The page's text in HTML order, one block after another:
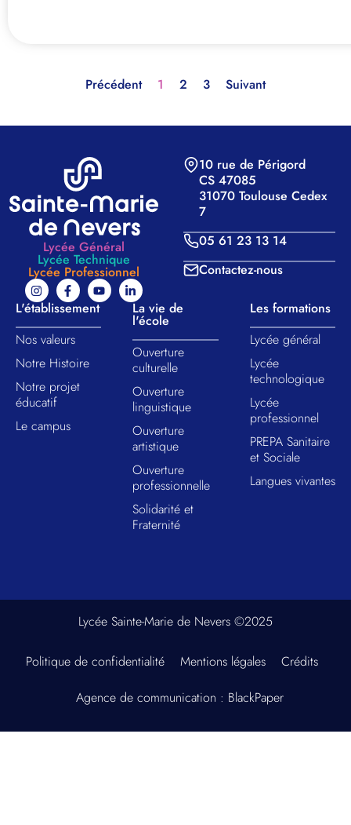
Précédent 1 2 3 Suivant
Lycée Général
Lycée Technique
Lycée Professionnel
10 rue de Périgord
CS 47085
31070 Toulouse Cedex
7
05 61 23 13 14
Contactez-nous
L'établissement
Nos valeurs​
Notre Histoire
Notre projet
éducatif
Le campus
La vie de
l'école
Ouverture
culturelle
Ouverture
linguistique
Ouverture
artistique
Ouverture
professionnelle
Solidarité et
Fraternité
Les formations
Lycée général
Lycée
technologique
Lycée
professionnel
PREPA Sanitaire
et Sociale
Langues vivantes
Lycée Sainte-Marie de Nevers ©2025
Politique de confidentialité Mentions légales
Crédits
Agence de communication : BlackPaper